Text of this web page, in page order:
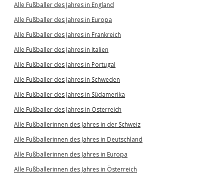
Alle Fußballer des Jahres in England
Alle Fußballer des Jahres in Europa
Alle Fußballer des Jahres in Frankreich
Alle Fußballer des Jahres in Italien
Alle Fußballer des Jahres in Portugal
Alle Fußballer des Jahres in Schweden
Alle Fußballer des Jahres in Südamerika
Alle Fußballer des Jahres in Österreich
Alle Fußballerinnen des Jahres in der Schweiz
Alle Fußballerinnen des Jahres in Deutschland
Alle Fußballerinnen des Jahres in Europa
Alle Fußballerinnen des Jahres in Österreich